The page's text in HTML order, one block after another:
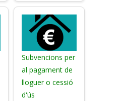
Subvencions per
al pagament de
lloguer o cessió
d'ús